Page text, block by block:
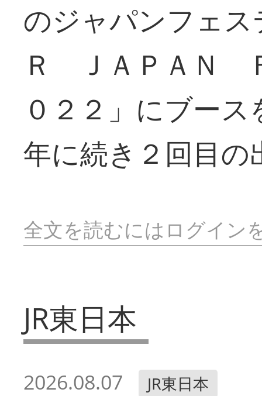
のジャパンフェ
Ｒ ＪＡＰＡＮ
０２２」にブー
年に続き２回目の
全文を読むにはログイン
JR東日本
2026.08.07 JR東日本